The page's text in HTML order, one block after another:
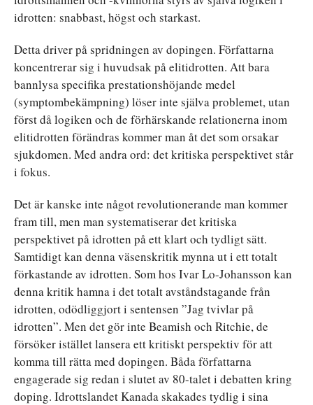
idrotten: snabbast, högst och starkast.
Detta driver på spridningen av dopingen. Författarna
koncentrerar sig i huvudsak på elitidrotten. Att bara
bannlysa specifika prestationshöjande medel
(symptombekämpning) löser inte själva problemet, utan
först då logiken och de förhärskande relationerna inom
elitidrotten förändras kommer man åt det som orsakar
sjukdomen. Med andra ord: det kritiska perspektivet står
i fokus.
Det är kanske inte något revolutionerande man kommer
fram till, men man systematiserar det kritiska
perspektivet på idrotten på ett klart och tydligt sätt.
Samtidigt kan denna väsenskritik mynna ut i ett totalt
förkastande av idrotten. Som hos Ivar Lo-Johansson kan
denna kritik hamna i det totalt avståndstagande från
idrotten, odödliggjort i sentensen ”Jag tvivlar på
idrotten”. Men det gör inte Beamish och Ritchie, de
försöker istället lansera ett kritiskt perspektiv för att
komma till rätta med dopingen. Båda författarna
engagerade sig redan i slutet av 80-talet i debatten kring
doping. Idrottslandet Kanada skakades tydlig i sina